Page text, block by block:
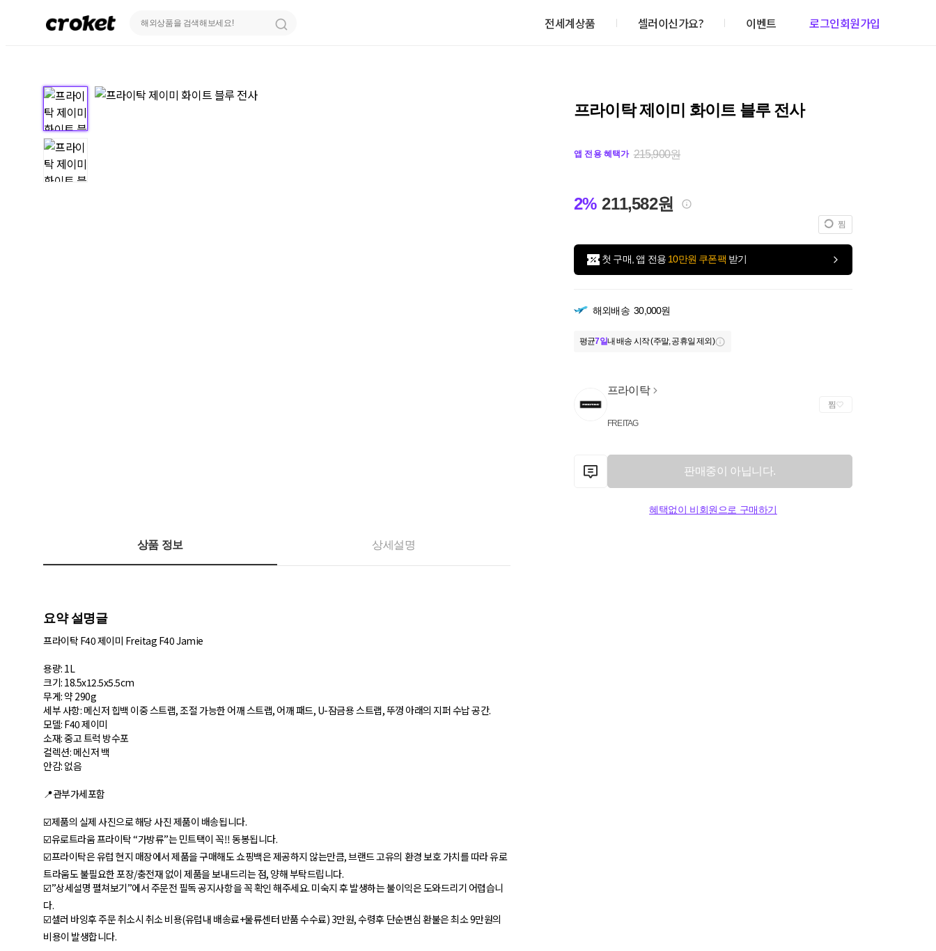
전세계상품 셀러이신가요? 이벤트 로그인회원가입
프라이탁 제이미 화이트 블루 전사
앱 전용 혜택가 215,900원
2% 211,582원
찜
첫 구매, 앱 전용 10만원 쿠폰팩 받기
해외배송 30,000원
평균7일내 배송 시작 (주말, 공휴일 제외)
프라이탁
FREITAG
찜
판매중이 아닙니다.
혜택없이 비회원으로 구매하기
상품 정보 상세설명
요약 설명글
프라이탁 F40 제이미 Freitag F40 Jamie
용량: 1L
크기: 18.5x12.5x5.5cm
무게: 약 290g
세부 사항: 메신저 힙백 이중 스트랩, 조절 가능한 어깨 스트랩, 어깨 패드, U-잠금용 스트랩, 뚜껑 아래의 지퍼 수납 공간.
모델: F40 제이미
소재: 중고 트럭 방수포
컬렉션: 메신저 백
안감: 없음
📍관부가세포함
☑️제품의 실제 사진으로 해당 사진 제품이 배송됩니다.
☑️유로트라움 프라이탁 “가방류”는 민트택이 꼭‼️ 동봉됩니다.
☑️프라이탁은 유럽 현지 매장에서 제품을 구매해도 쇼핑백은 제공하지 않는만큼, 브랜드 고유의 환경 보호 가치를 따라 유로
트라움도 불필요한 포장/충전재 없이 제품을 보내드리는 점, 양해 부탁드립니다.
☑️”상세설명 펼쳐보기”에서 주문전 필독 공지사항을 꼭 확인 해주세요. 미숙지 후 발생하는 불이익은 도와드리기 어렵습니
다.
☑️셀러 바잉후 주문 취소시 취소 비용(유럽내 배송료+물류센터 반품 수수료) 3만원, 수령후 단순변심 환불은 최소 9만원의
비용이 발생합니다.